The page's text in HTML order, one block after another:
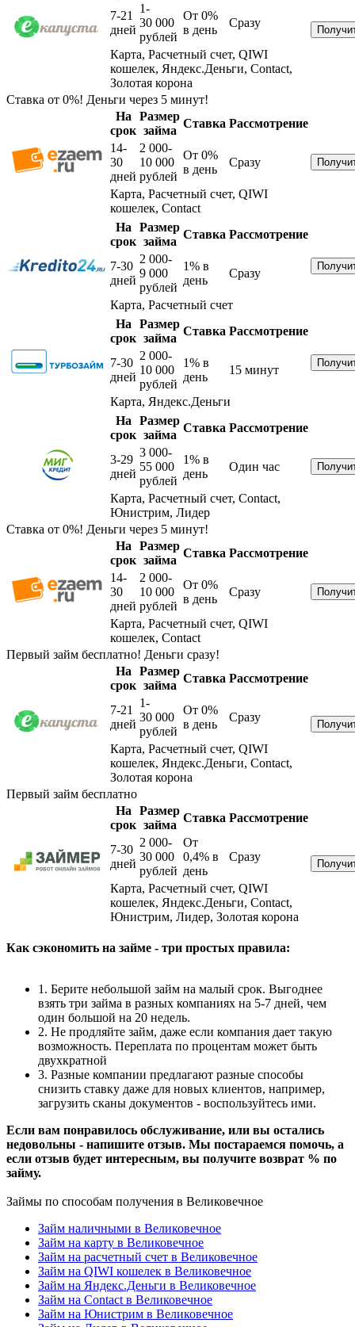
7-21
дней
1-
30 000
рублей
От 0%
в день
Сразу
Карта, Расчетный счет, QIWI
кошелек, Яндекс.Деньги, Contact,
Золотая корона
Ставка от 0%! Деньги через 5 минут!
На
срок
Размер
займа
Ставка Рассмотрение
14-
30
дней
2 000-
10 000
рублей
От 0%
в день
Сразу
Карта, Расчетный счет, QIWI
кошелек, Contact
На
срок
Размер
займа
Ставка Рассмотрение
7-30
дней
2 000-
9 000
рублей
1% в
день
Сразу
Карта, Расчетный счет
На
срок
Размер
займа
Ставка Рассмотрение
7-30
дней
2 000-
10 000
рублей
1% в
день
15 минут
Карта, Яндекс.Деньги
На
срок
Размер
займа
Ставка Рассмотрение
3-29
дней
3 000-
55 000
рублей
1% в
день
Один час
Карта, Расчетный счет, Contact,
Юнистрим, Лидер
Ставка от 0%! Деньги через 5 минут!
На
срок
Размер
займа
Ставка Рассмотрение
14-
30
дней
2 000-
10 000
рублей
От 0%
в день
Сразу
Карта, Расчетный счет, QIWI
кошелек, Contact
Первый займ бесплатно! Деньги сразу!
На
срок
Размер
займа
Ставка Рассмотрение
7-21
дней
1-
30 000
рублей
От 0%
в день
Сразу
Карта, Расчетный счет, QIWI
кошелек, Яндекс.Деньги, Contact,
Золотая корона
Первый займ бесплатно
На
срок
Размер
займа
Ставка Рассмотрение
7-30
дней
2 000-
30 000
рублей
От
0,4% в
день
Сразу
Карта, Расчетный счет, QIWI
кошелек, Яндекс.Деньги, Contact,
Юнистрим, Лидер, Золотая корона
Как сэкономить на займе - три простых правила:
1. Берите небольшой займ на малый срок. Выгоднее
взять три займа в разных компаниях на 5-7 дней, чем
один большой на 20 недель.
2. Не продляйте займ, даже если компания дает такую
возможность. Переплата по процентам может быть
двухкратной
3. Разные компании предлагают разные способы
снизить ставку даже для новых клиентов, например,
загрузить сканы документов - воспользуйтесь ими.
Если вам понравилось обслуживание, или вы остались
недовольны - напишите отзыв. Мы постараемся помочь, а
если отзыв будет интересным, вы получите возврат % по
займу.
Займы по способам получения в Великовечное
Займ наличными в Великовечное
Займ на карту в Великовечное
Займ на расчетный счет в Великовечное
Займ на QIWI кошелек в Великовечное
Займ на Яндекс.Деньги в Великовечное
Займ на Contact в Великовечное
Займ на Юнистрим в Великовечное